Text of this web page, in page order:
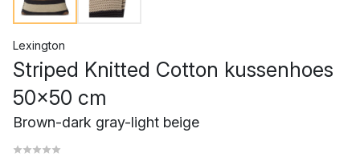
Lexington
Striped Knitted Cotton kussenhoes
50x50 cm
Brown-dark gray-light beige